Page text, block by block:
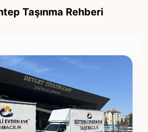
Taşınma Rehberi